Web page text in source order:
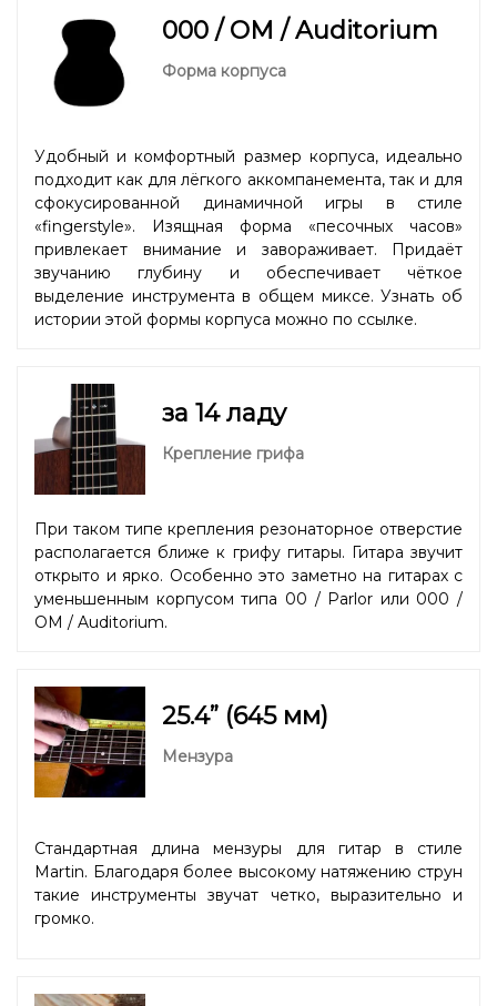
000 / OM / Auditorium
Форма корпуса
Удобный и комфортный размер корпуса, идеально
подходит как для лёгкого аккомпанемента, так и для
сфокусированной динамичной игры в стиле
«fingerstyle». Изящная форма «песочных часов»
привлекает внимание и завораживает. Придаёт
звучанию глубину и обеспечивает чёткое
выделение инструмента в общем миксе. Узнать об
истории этой формы корпуса можно по ссылке.
за 14 ладу
Крепление грифа
При таком типе крепления резонаторное отверстие
располагается ближе к грифу гитары. Гитара звучит
открыто и ярко. Особенно это заметно на гитарах с
уменьшенным корпусом типа 00 / Parlor или 000 /
OM / Auditorium.
25.4” (645 мм)
Мензура
Стандартная длина мензуры для гитар в стиле
Martin. Благодаря более высокому натяжению струн
такие инструменты звучат четко, выразительно и
громко.